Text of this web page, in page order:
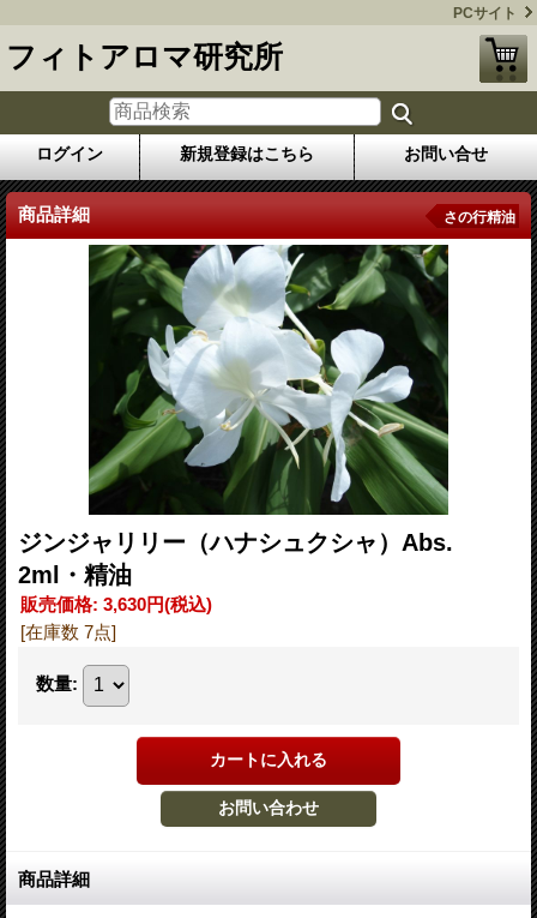
PCサイト
フィトアロマ研究所
ログイン 新規登録はこちら お問い合せ
商品詳細 さの行精油
ジンジャリリー（ハナシュクシャ）Abs.
2ml・精油
販売価格: 3,630円(税込)
[在庫数 7点]
数量:
商品詳細